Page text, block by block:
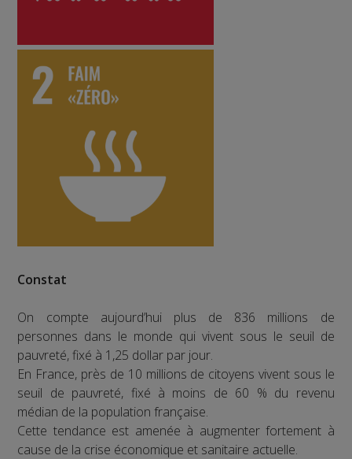
Constat
On compte aujourd’hui plus de 836 millions de
personnes dans le monde qui vivent sous le seuil de
pauvreté, fixé à 1,25 dollar par jour.
En France, près de 10 millions de citoyens vivent sous le
seuil de pauvreté, fixé à moins de 60 % du revenu
médian de la population française.
Cette tendance est amenée à augmenter fortement à
cause de la crise économique et sanitaire actuelle.